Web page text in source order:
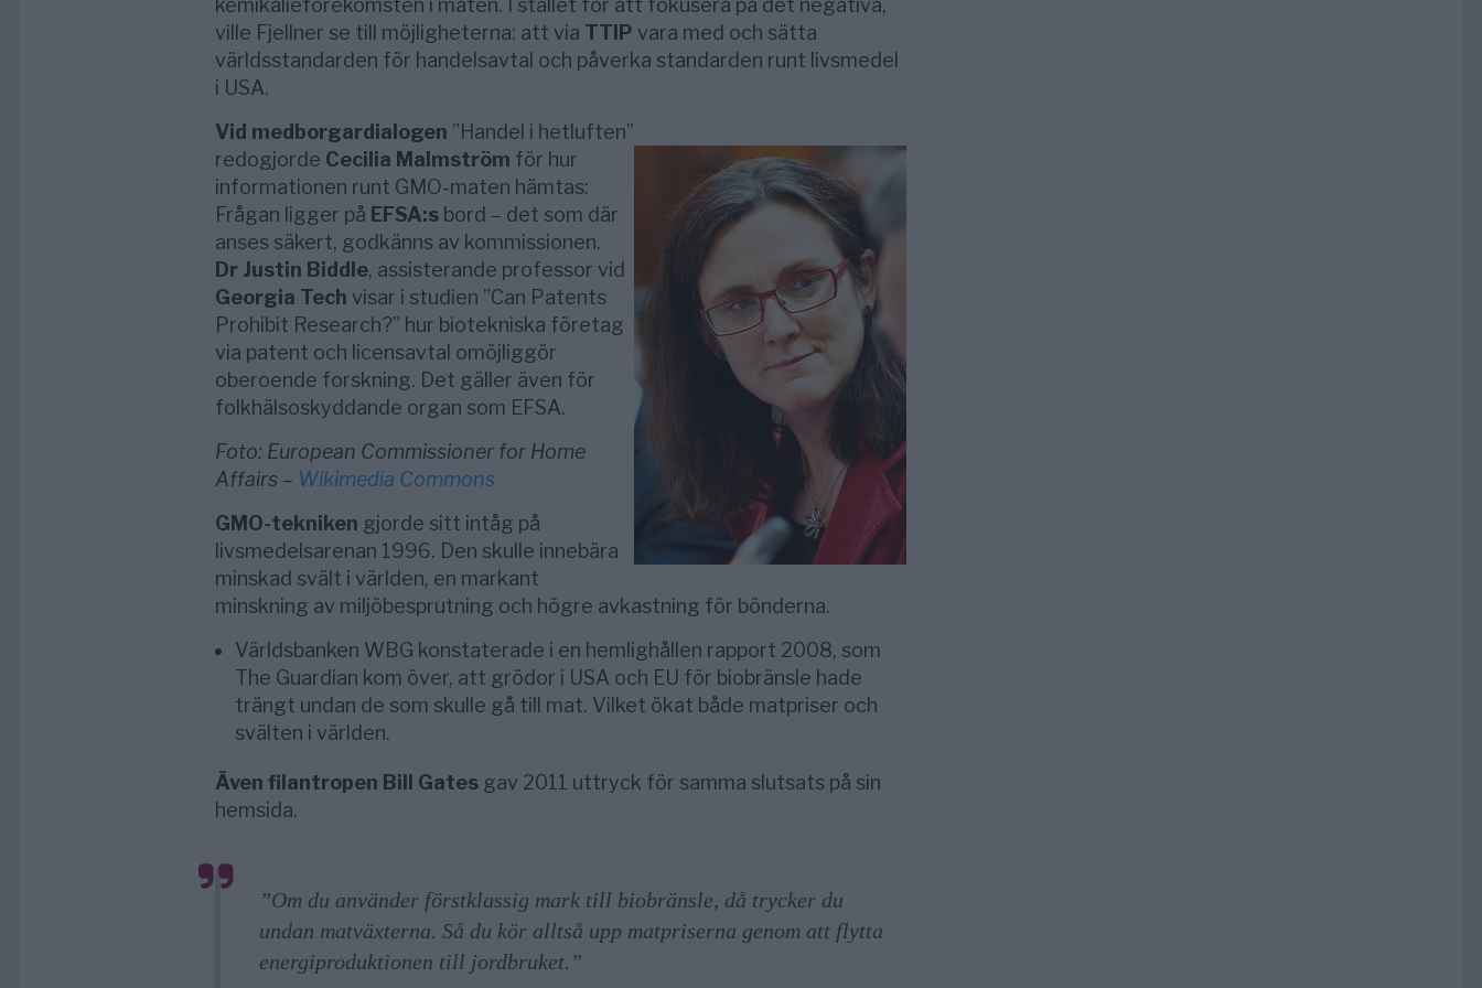
kemikalieförekomsten i maten. I stället för att fokusera på det negativa,
ville Fjellner se till möjligheterna: att via TTIP vara med och sätta
världsstandarden för handelsavtal och påverka standarden runt livsmedel
i USA.
Vid medborgardialogen ”Handel i hetluften”
redogjorde Cecilia Malmström för hur
informationen runt GMO-maten hämtas:
Frågan ligger på EFSA:sbord – det som där
anses säkert, godkänns av kommissionen.
Dr Justin Biddle, assisterande professor vid
Georgia Tech visar i studien ”Can Patents
Prohibit Research?” hur biotekniska företag
via patent och licensavtal omöjliggör
oberoende forskning. Det gäller även för
folkhälsoskyddande organ som EFSA.
Foto: European Commissioner for Home
Affairs – Wikimedia Commons
GMO-tekniken gjorde sitt intåg på
livsmedelsarenan 1996. Den skulle innebära
minskad svält i världen, en markant
minskning av miljöbesprutning och högre avkastning för bönderna.
Världsbanken WBG konstaterade i en hemlighållen rapport 2008, som
The Guardian kom över, att grödor i USA och EU för biobränsle hade
trängt undan de som skulle gå till mat. Vilket ökat både matpriser och
svälten i världen.
Även filantropen Bill Gatesgav 2011 uttryck för samma slutsats på sin
hemsida.
”Om du använder förstklassig mark till biobränsle, då trycker du
undan matväxterna. Så du kör alltså upp matpriserna genom att flytta
energiproduktionen till jordbruket.”